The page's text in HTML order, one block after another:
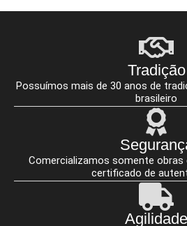
Tradição
Possuímos mais de 30 anos de
brasileiro
Comercializamos somente obras
certificado de
Agilidade